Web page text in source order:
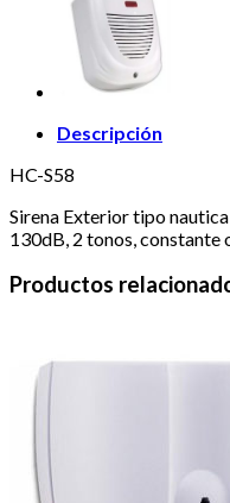
Descripción
HC-S58
Sirena Exterior tipo
130dB, 2 tonos, constante
Productos